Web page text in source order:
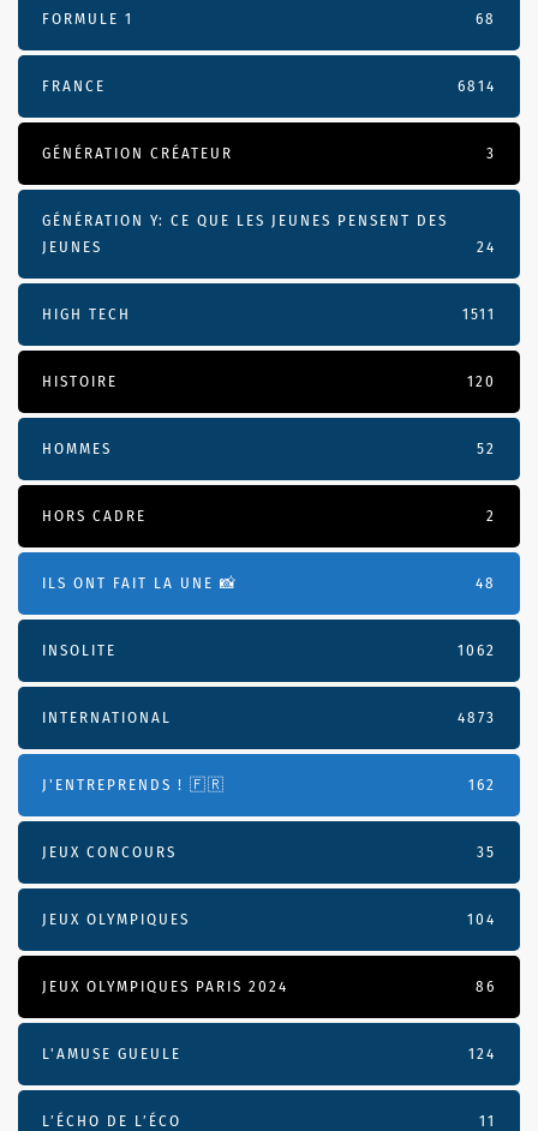
FORMULE 1 68
FRANCE 6814
GÉNÉRATION CRÉATEUR 3
GÉNÉRATION Y: CE QUE LES JEUNES PENSENT DES
JEUNES
24
HIGH TECH 1511
HISTOIRE 120
HOMMES 52
HORS CADRE 2
ILS ONT FAIT LA UNE 📸 48
INSOLITE 1062
INTERNATIONAL 4873
J'ENTREPRENDS ! 🇫🇷 162
JEUX CONCOURS 35
JEUX OLYMPIQUES 104
JEUX OLYMPIQUES PARIS 2024 86
L'AMUSE GUEULE 124
L’ÉCHO DE L’ÉCO 11